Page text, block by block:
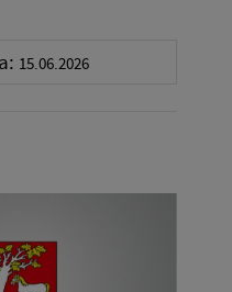
15.06.2026